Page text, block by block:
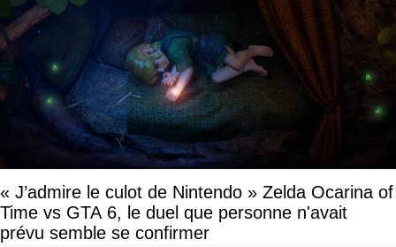
« J’admire le culot de Nintendo » Zelda Ocarina of
Time vs GTA 6, le duel que personne n'avait
prévu semble se confirmer